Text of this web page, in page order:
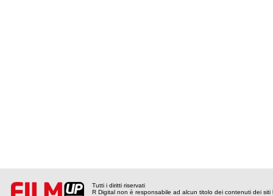
Tutti i diritti riservati
R Digital non è responsabile ad alcun titolo dei contenuti dei siti